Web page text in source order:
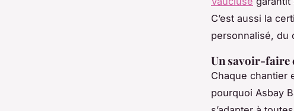
C’est aussi la
personnalisé, du
Un savoir-faire
Chaque chantier
pourquoi Asbay